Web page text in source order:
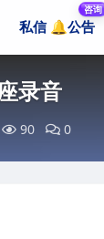
私信 🔔公告
咨询
录音
90 0